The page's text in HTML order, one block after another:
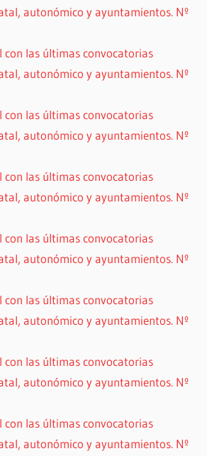
autonómico y ayuntamientos. Nº
con las últimas convocatorias
autonómico y ayuntamientos. Nº
con las últimas convocatorias
autonómico y ayuntamientos. Nº
con las últimas convocatorias
autonómico y ayuntamientos. Nº
con las últimas convocatorias
autonómico y ayuntamientos. Nº
con las últimas convocatorias
autonómico y ayuntamientos. Nº
con las últimas convocatorias
autonómico y ayuntamientos. Nº
con las últimas convocatorias
autonómico y ayuntamientos. Nº